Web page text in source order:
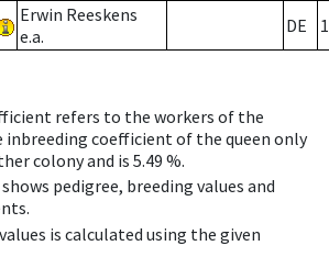
Erwin Reeskens
e.a.
DE
refers to the workers of the
inbreeding coefficient of the queen only
colony and is 5.49 %.
pedigree, breeding values and
is calculated using the given